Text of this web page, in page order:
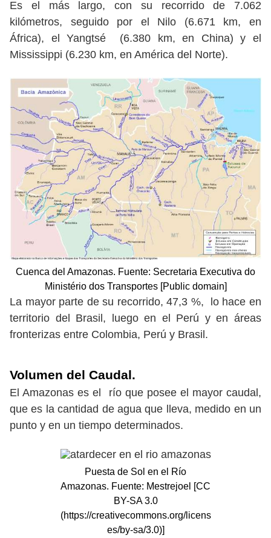
Es el más largo, con su recorrido de 7.062
kilómetros, seguido por el Nilo (6.671 km, en
África), el Yangtsé (6.380 km, en China) y el
Mississippi (6.230 km, en América del Norte).
Cuenca del Amazonas. Fuente: Secretaria Executiva do
Ministério dos Transportes [Public domain]
La mayor parte de su recorrido, 47,3 %, lo hace en
territorio del Brasil, luego en el Perú y en áreas
fronterizas entre Colombia, Perú y Brasil.
Volumen del Caudal.
El Amazonas es el río que posee el mayor caudal,
que es la cantidad de agua que lleva, medido en un
punto y en un tiempo determinados.
Puesta de Sol en el Río
Amazonas. Fuente: Mestrejoel [CC
BY-SA 3.0
(https://creativecommons.org/licens
es/by-sa/3.0)]